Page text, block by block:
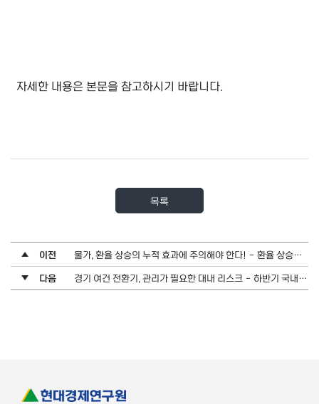
자세한 내용은 본문을 참고하시기 바랍니다.
목록
이전
물가, 환율 상승의 누적 효과에 주의해야 한다! - 환율 상승이 소비자물가에 미치는 영향과 시사점
다음
경기 여건 전환기, 관리가 필요한 대내 리스크 - 하반기 국내 리스크 점검 및 시사점